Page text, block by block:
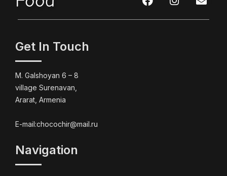
Get In Touch
M. Galshoyan 6 – 8
village Surenavan,
Ararat, Armenia
E-mail:chocochir@mail.ru
Navigation